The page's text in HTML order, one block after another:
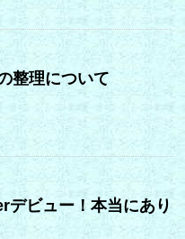
整理について
デビュー！本当にあり